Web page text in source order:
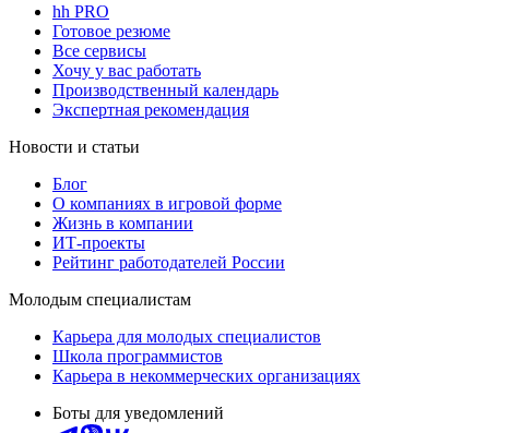
hh PRO
Готовое резюме
Все сервисы
Хочу у вас работать
Производственный календарь
Экспертная рекомендация
Новости и статьи
Блог
О компаниях в игровой форме
Жизнь в компании
ИТ-проекты
Рейтинг работодателей России
Молодым специалистам
Карьера для молодых специалистов
Школа программистов
Карьера в некоммерческих организациях
Боты для уведомлений